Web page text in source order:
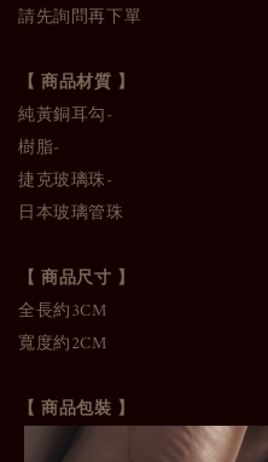
請先詢問再下單
【 商品材質 】
純黃銅耳勾-
樹脂-
捷克玻璃珠-
日本玻璃管珠
【 商品尺寸 】
全長約3CM
寬度約2CM
【 商品包裝 】